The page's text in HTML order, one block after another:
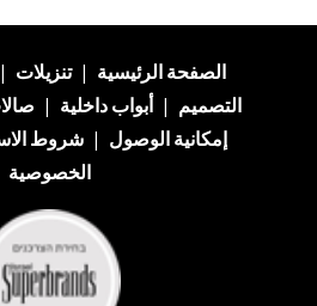
الصفحة الرئيسية | تنزيلات |
التصميم | أبواب داخلية |
إمكانية الوصول | شروط
الخصوصية